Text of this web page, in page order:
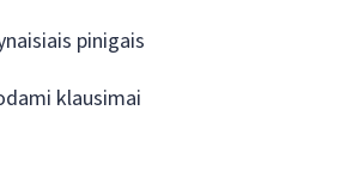
pinigais
klausimai